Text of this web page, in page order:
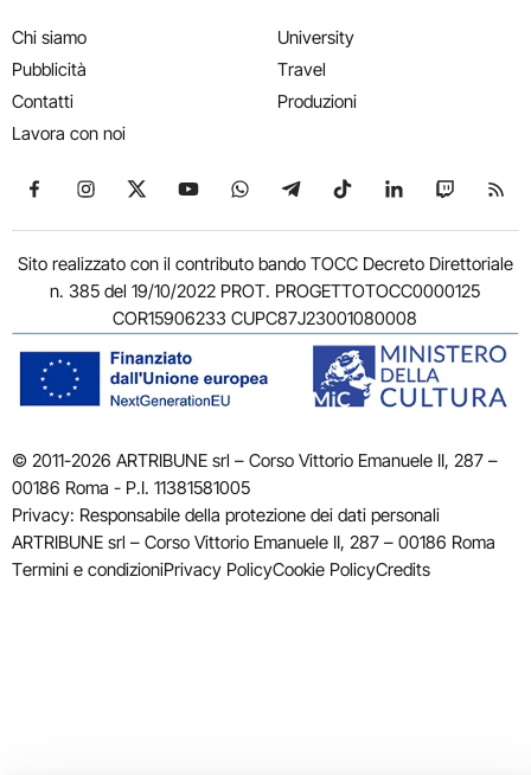
Chi siamo
Pubblicità
Contatti
Lavora con noi
University
Travel
Produzioni
Seguici su Facebook
Seguici su Instagram
Seguici su X
Seguici su YouTube
Seguici su WhatsApp
Seguici su Telegram
Seguici su TikTok
Seguici su
Seguici
Sito realizzato con il contributo bando TOCC Decreto Direttoriale
n. 385 del 19/10/2022 PROT. PROGETTOTOCC0000125
COR15906233 CUPC87J23001080008
© 2011-2026 ARTRIBUNE srl – Corso Vittorio Emanuele II, 287 –
00186 Roma - P.I. 11381581005
Privacy: Responsabile della protezione dei dati personali
ARTRIBUNE srl – Corso Vittorio Emanuele II, 287 – 00186 Roma
Termini e condizioniPrivacy PolicyCookie PolicyCredits